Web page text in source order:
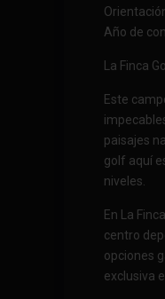
Año de
La Finca
Este
paisajes
golf aquí
niveles.
En La
centro
opciones
exclusiva